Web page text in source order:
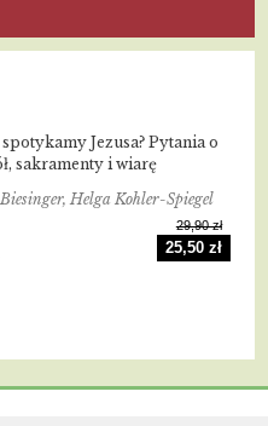
Jezusa? Pytania o
sakramenty i wiarę
Helga Kohler-Spiegel
29,90 zł
25,50 zł